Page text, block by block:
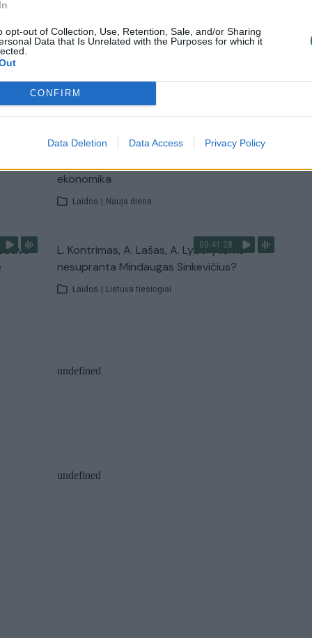
opt-out of Collection, Use, Retention, Sale, and/or Sharing
Data that Is Unrelated with the Purposes for which it
CONFIRM
Data Deletion Data Access Privacy Policy
Laidos | Nauja diena
00:12:58
Pravėrė ukrainiečių pinigines: atsakė, kiek
ekonomika
Laidos | Nauja diena
00:41:28
L. Kontrimas, A. Lašas, A. Lyberytė: ko
nesupranta Mindaugas Sinkevičius?
Laidos | Lietuva tiesiogiai